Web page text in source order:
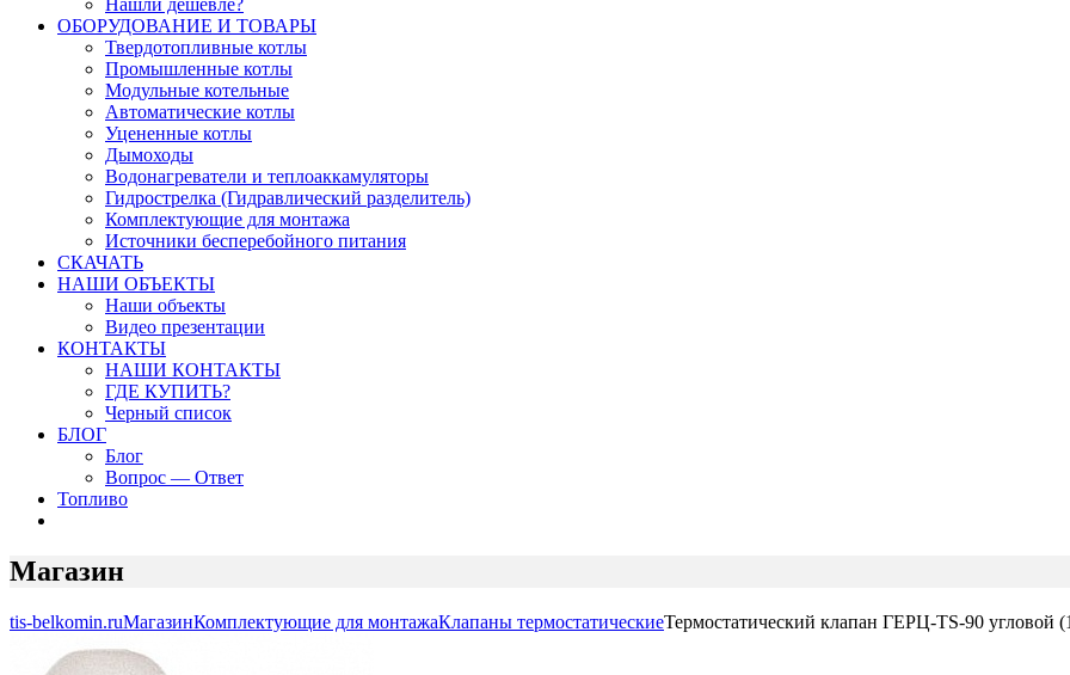
Нашли дешевле?
ОБОРУДОВАНИЕ И ТОВАРЫ
Твердотопливные котлы
Промышленные котлы
Модульные котельные
Автоматические котлы
Уцененные котлы
Дымоходы
Водонагреватели и теплоаккамуляторы
Гидрострелка (Гидравлический разделитель)
Комплектующие для монтажа
Источники бесперебойного питания
СКАЧАТЬ
НАШИ ОБЪЕКТЫ
Наши объекты
Видео презентации
КОНТАКТЫ
НАШИ КОНТАКТЫ
ГДЕ КУПИТЬ?
Черный список
БЛОГ
Блог
Вопрос — Ответ
Топливо
Магазин
tis-belkomin.ruМагазинКомплектующие для монтажаКлапаны термостатическиеТермостатический клапан ГЕРЦ-TS-90